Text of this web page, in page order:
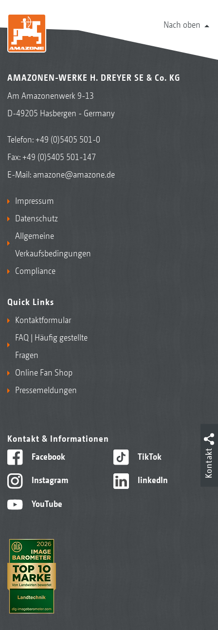
Nach oben
AMAZONEN-WERKE H. DREYER SE & Co. KG
Am Amazonenwerk 9-13
D-49205 Hasbergen - Germany
Telefon:+49 (0)5405 501-0
Fax: +49 (0)5405 501-147
E-Mail: amazone@amazone.de
Impressum
Datenschutz
Allgemeine
Verkaufsbedingungen
Compliance
Quick Links
Kontaktformular
FAQ | Häufig gestellte
Fragen
Online Fan Shop
Pressemeldungen
Kontakt & Informationen
Facebook
Instagram
YouTube
TikTok
linkedIn
Kontakt